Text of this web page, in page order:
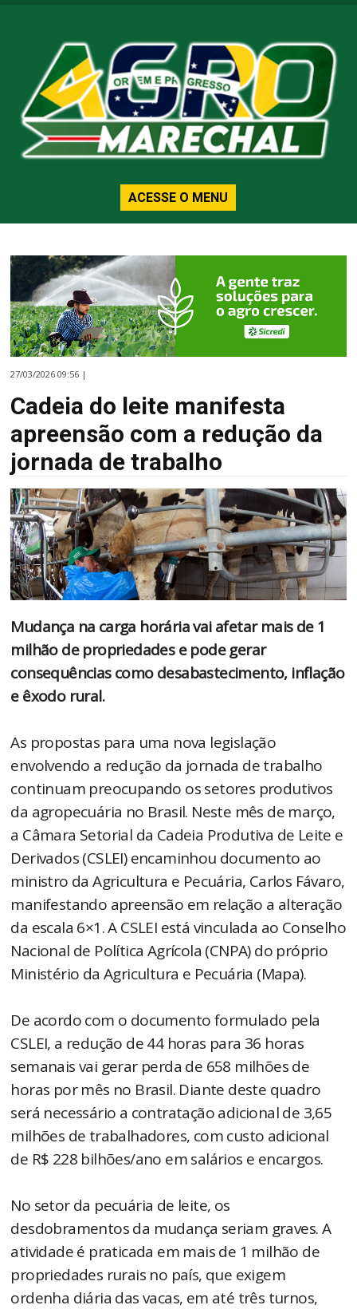
ACESSE O MENU
27/03/2026 09:56 |
Cadeia do leite manifesta
apreensão com a redução da
jornada de trabalho
Mudança na carga horária vai afetar mais de 1
milhão de propriedades e pode gerar
consequências como desabastecimento, inflação
e êxodo rural.
As propostas para uma nova legislação
envolvendo a redução da jornada de trabalho
continuam preocupando os setores produtivos
da agropecuária no Brasil. Neste mês de março,
a Câmara Setorial da Cadeia Produtiva de Leite e
Derivados (CSLEI) encaminhou documento ao
ministro da Agricultura e Pecuária, Carlos Fávaro,
manifestando apreensão em relação a alteração
da escala 6×1. A CSLEI está vinculada ao Conselho
Nacional de Política Agrícola (CNPA) do próprio
Ministério da Agricultura e Pecuária (Mapa).
De acordo com o documento formulado pela
CSLEI, a redução de 44 horas para 36 horas
semanais vai gerar perda de 658 milhões de
horas por mês no Brasil. Diante deste quadro
será necessário a contratação adicional de 3,65
milhões de trabalhadores, com custo adicional
de R$ 228 bilhões/ano em salários e encargos.
No setor da pecuária de leite, os
desdobramentos da mudança seriam graves. A
atividade é praticada em mais de 1 milhão de
propriedades rurais no país, que exigem
ordenha diária das vacas, em até três turnos,